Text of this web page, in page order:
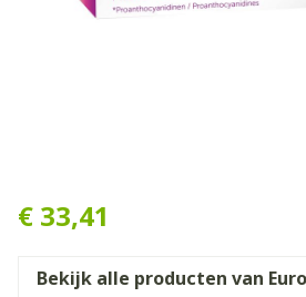
€ 33,41
Bekijk alle producten van